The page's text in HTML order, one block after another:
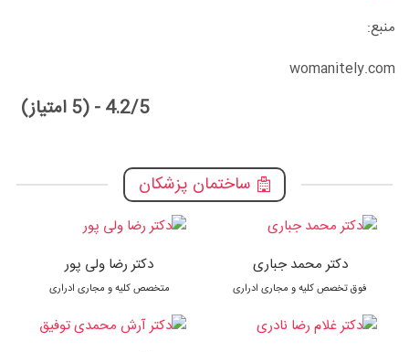
منبع:
womanitely.com
4.2/5 - (5 امتیاز)
ساختمان پزشکان
دکتر محمد جباری
فوق تخصص کلیه و مجاری ادراری
دکتر رضا ولی پور
متخصص کلیه و مجاری ادراری